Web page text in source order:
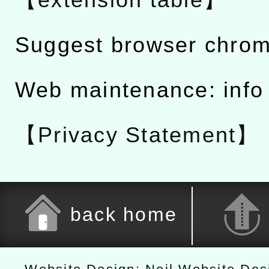
Suggest browser
Web maintenance:
【Privacy Statement】
back home